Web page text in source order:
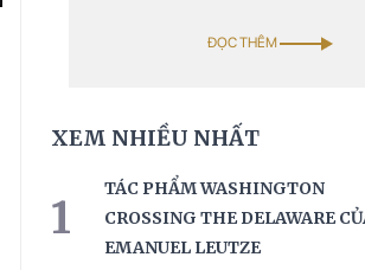
ĐỌC THÊM
XEM NHIỀU NHẤT
1
TÁC PHẨM WASHINGTON
CROSSING THE DELAWARE
EMANUEL LEUTZE